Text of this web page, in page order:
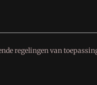
regelingen van